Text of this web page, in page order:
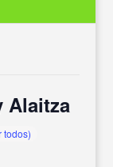
Alaitza